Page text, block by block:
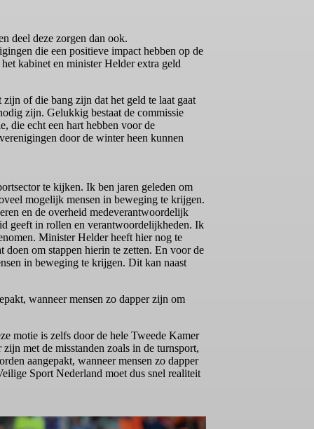
deel deze zorgen dan ook.
die een positieve impact hebben op de
kabinet en minister Helder extra geld
of die bang zijn dat het geld te laat gaat
zijn. Gelukkig bestaat de commissie
die echt een hart hebben voor de
door de winter heen kunnen
te kijken. Ik ben jaren geleden om
mogelijk mensen in beweging te krijgen.
en de overheid medeverantwoordelijk
geeft in rollen en verantwoordelijkheden. Ik
Minister Helder heeft hier nog te
doen om stappen hierin te zetten. En voor de
in beweging te krijgen. Dit kan naast
wanneer mensen zo dapper zijn om
motie is zelfs door de hele Tweede Kamer
met de misstanden zoals in de turnsport,
aangepakt, wanneer mensen zo dapper
Sport Nederland moet dus snel realiteit